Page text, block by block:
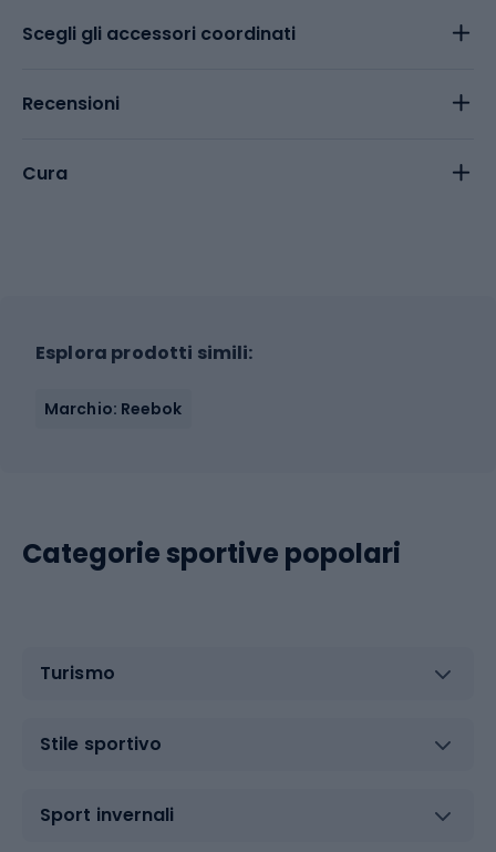
Scegli gli accessori coordinati
Recensioni
Cura
Esplora prodotti simili:
Marchio: Reebok
Categorie sportive popolari
Turismo
Stile sportivo
Sport invernali